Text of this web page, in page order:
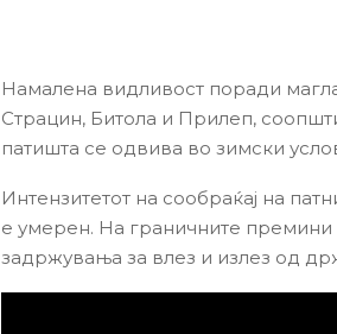
Намалена видливост поради
Страцин, Битола и Прилеп,
патишта се одвива во зимски
Интензитетот на сообраќај на
е умерен. На граничните
задржувања за влез и излез од